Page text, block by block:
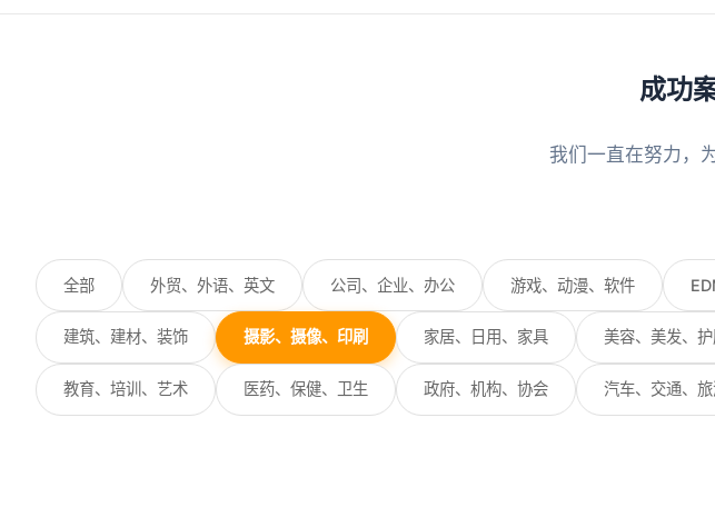
成功
我们一直在努力，
全部 外贸、外语、英文 公司、企业、办公 游戏、动漫、软件
建筑、建材、装饰 摄影、摄像、印刷 家居、日用、家具 美容、美发、
教育、培训、艺术 医药、保健、卫生 政府、机构、协会 汽车、交通、